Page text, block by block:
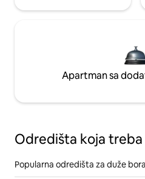
Apartman sa
Odredišta koja
Popularna odredišta za duže